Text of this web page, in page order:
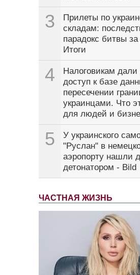
3
Прилеты по
складам:
парадокс битвы
Итоги
4
Налоговикам дали
доступ к базе
пересечении
украинцами. Что
для людей и
5
У украинского
"Руслан" в
аэропорту нашли
детонатором - Bild
ЧАСТНАЯ ЖИЗНЬ